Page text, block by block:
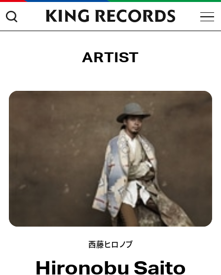
ARTIST
西藤ヒロノブ
Hironobu Saito